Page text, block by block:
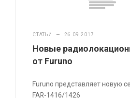
СТАТЬИ — 26.09.2017
Новые
от Furuno
Furuno представляет новую
FAR-1416/1426